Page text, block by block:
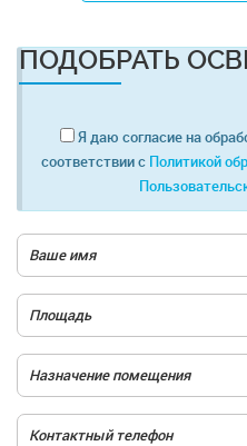
ПОДОБРАТЬ
Я даю согласие на
соответствии с Политикой